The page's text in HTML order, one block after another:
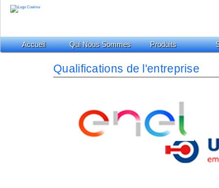
Accueil Qui Nous Sommes Produits
Qualifications de l'entreprise